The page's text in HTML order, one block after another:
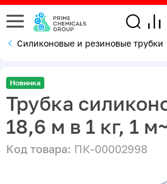
Силиконовые и резиновые трубки
Новинка
Трубка
18,6 м в 1 кг, 1
Код товара: ПК-00002998